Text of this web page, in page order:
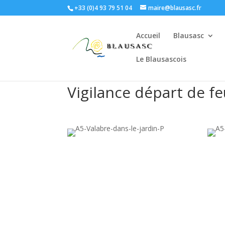
+33 (0)4 93 79 51 04 maire@blausasc.fr
Accueil Blausasc
Le Blausascois
Vigilance départ de